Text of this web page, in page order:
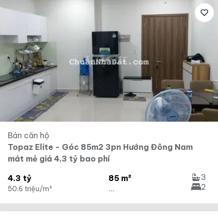
Bán căn hộ
Topaz Elite - Góc 85m2 3pn Hướng Đông Nam
mát mẻ giá 4,3 tỷ bao phí
4.3 tỷ
50.6 triệu/m²
85 m²
...
3
2